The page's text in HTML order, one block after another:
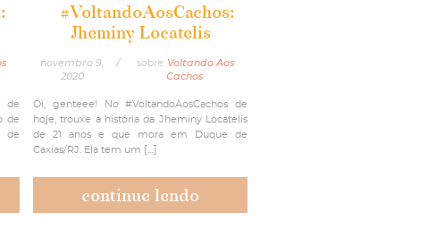
de
de
de
#VoltandoAosCachos:
Jheminy Locatelis
novembro 9,
2020
/ sobre Voltando Aos
Cachos
Oi, genteee! No #VoltandoAosCachos de
hoje, trouxe a história da Jheminy Locatelis
de 21 anos e que mora em Duque de
Caxias/RJ. Ela tem um […]
continue lendo